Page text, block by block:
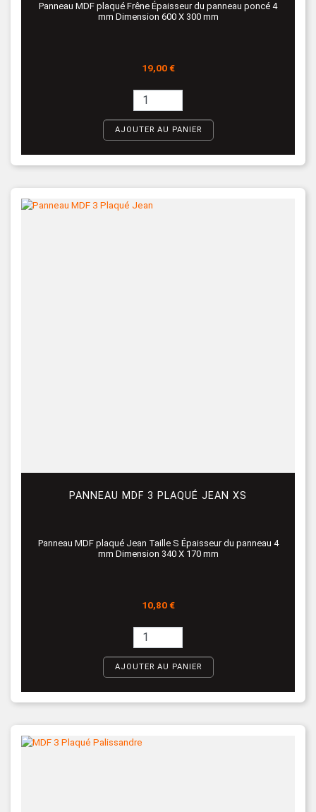
Panneau MDF plaqué Frêne Épaisseur du panneau poncé 4
mm Dimension 600 X 300 mm
Prix
19,00 €
AJOUTER AU PANIER
PANNEAU MDF 3 PLAQUÉ JEAN XS
Panneau MDF plaqué Jean Taille S Épaisseur du panneau 4
mm Dimension 340 X 170 mm
Prix
10,80 €
AJOUTER AU PANIER